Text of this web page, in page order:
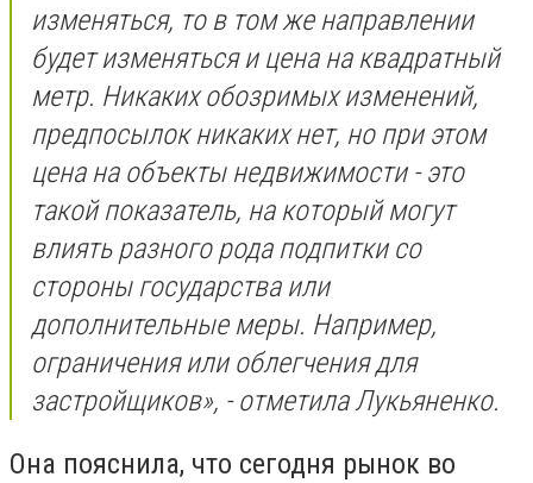
изменяться, то в том же направлении
будет изменяться и цена на квадратный
метр. Никаких обозримых изменений,
предпосылок никаких нет, но при этом
цена на объекты недвижимости - это
такой показатель, на который могут
влиять разного рода подпитки со
стороны государства или
дополнительные меры. Например,
ограничения или облегчения для
застройщиков», - отметила Лукьяненко.
Она пояснила, что сегодня рынок во